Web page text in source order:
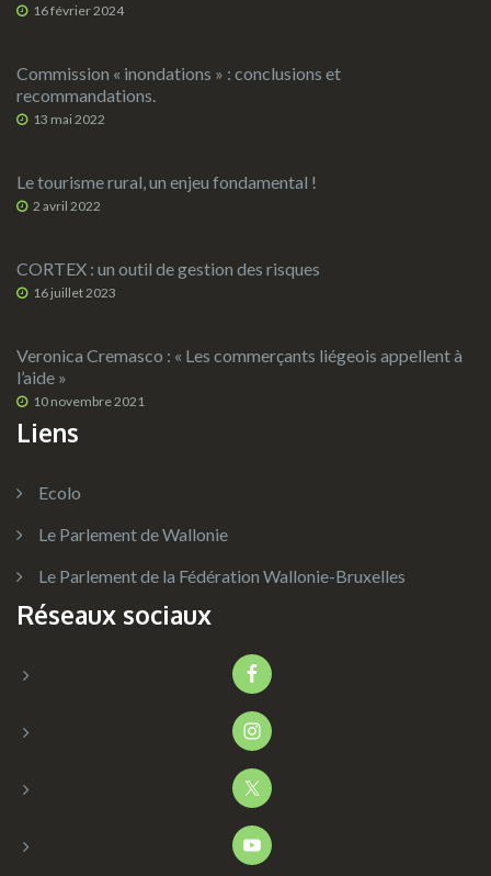
16 février 2024
Commission « inondations » : conclusions et
recommandations.
13 mai 2022
Le tourisme rural, un enjeu fondamental !
2 avril 2022
CORTEX : un outil de gestion des risques
16 juillet 2023
Veronica Cremasco : « Les commerçants liégeois appellent à
l’aide »
10 novembre 2021
Liens
Ecolo
Le Parlement de Wallonie
Le Parlement de la Fédération Wallonie-Bruxelles
Réseaux sociaux